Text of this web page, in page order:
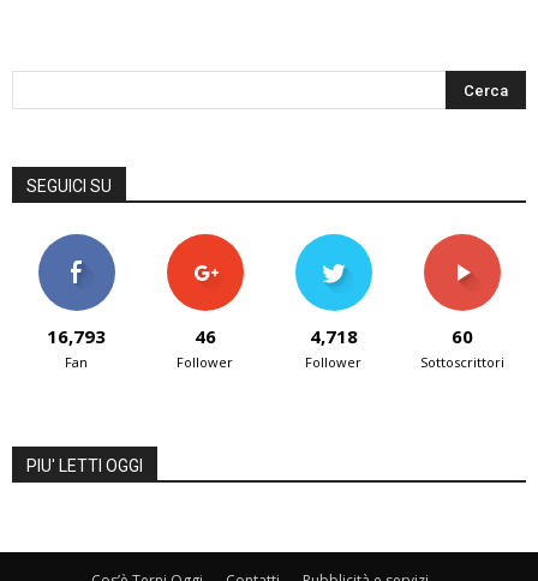
SEGUICI SU
16,793
Fan
46
Follower
4,718
Follower
60
Sottoscrittori
PIU' LETTI OGGI